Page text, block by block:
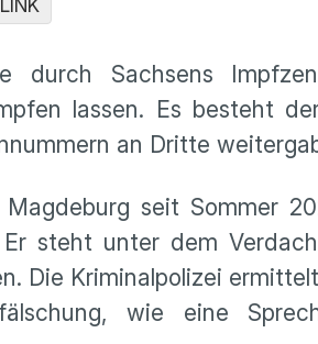
LINK
durch Sachsens
lassen. Es besteht
an Dritte
seit Sommer
steht unter dem
Die Kriminalpolizei
wie eine